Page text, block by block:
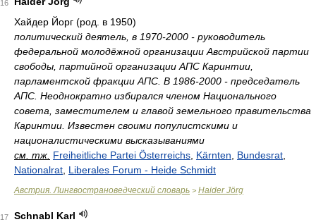
16
Хайдер Йорг (род. в 1950)
политический деятель, в 1970-2000 - руководитель
федеральной молодёжной организации Австрийской партии
свободы, партийной организации АПС Каринтии,
парламентской фракции АПС. В 1986-2000 - председатель
АПС. Неоднократно избирался членом Национального
совета, заместителем и главой земельного правительства
Каринтии. Известен своими популистскими и
националистическими высказываниями
см. тж. Freiheitliche Partei Österreichs Kärnten Bundesrat
Nationalrat Liberales Forum - Heide Schmidt
Австрия. Лингвострановедческий словарь > Haider Jörg
17
Schnabl Karl